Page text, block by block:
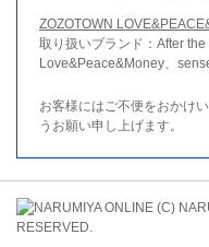
ZOZOTOWN
取り扱いブランド：After the
Love&Peace&Money、
お客様にはご不便をおかけ
うお願い申し上げます。